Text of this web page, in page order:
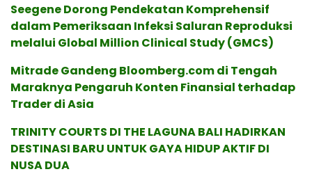
Seegene Dorong Pendekatan Komprehensif
dalam Pemeriksaan Infeksi Saluran Reproduksi
melalui Global Million Clinical Study (GMCS)
Mitrade Gandeng Bloomberg.com di Tengah
Maraknya Pengaruh Konten Finansial terhadap
Trader di Asia
TRINITY COURTS DI THE LAGUNA BALI HADIRKAN
DESTINASI BARU UNTUK GAYA HIDUP AKTIF DI
NUSA DUA